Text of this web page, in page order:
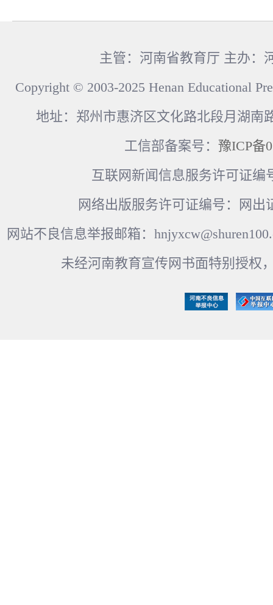
主管：河南省教育厅 主办：
Copyright © 2003-2025 Henan Educational
地址：郑州市惠济区文化路北段月湖南
工信部备案号： 豫ICP备
互联网新闻信息服务许可证编
网络出版服务许可证编号：网出
网站不良信息举报邮箱：
未经河南教育宣传网书面特别授权